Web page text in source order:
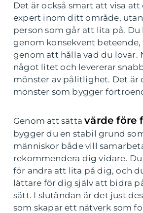
Det är också smart att visa
expert inom ditt område,
person som går att lita på. Du
genom konsekvent
genom att hålla vad du lovar.
något litet och levererar
mönster av pålitlighet. Det är
mönster som bygger
Genom att sättavärde före
bygger du en stabil grund
människor både vill
rekommendera dig vidare.
för andra att lita på dig, och
lättare för dig själv att bidra
sätt. I slutändan är det just
som skapar ett nätverk som